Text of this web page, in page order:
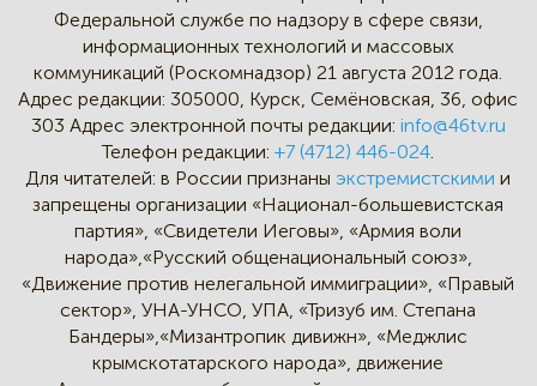
Федеральной службе по надзору в сфере связи,
информационных технологий и массовых
коммуникаций (Роскомнадзор) 21 августа 2012 года.
Адрес редакции: 305000, Курск, Семёновская, 36, офис
303 Адрес электронной почты редакции: info@46tv.ru
Телефон редакции: +7 (4712) 446-024
Для читателей: в России признаныэкстремистскими и
запрещены организации «Национал-большевистская
партия», «Свидетели Иеговы», «Армия воли
народа»,«Русский общенациональный союз»,
«Движение против нелегальной иммиграции», «Правый
сектор», УНА-УНСО, УПА, «Тризуб им. Степана
Бандеры»,«Мизантропик дивижн», «Меджлис
крымскотатарского народа», движение